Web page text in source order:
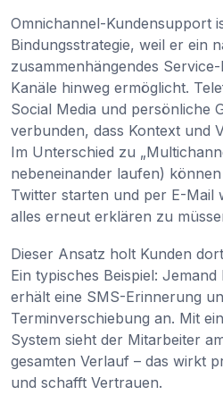
Omnichannel-Kundensupport
Bindungsstrategie, weil er ein
zusammenhängendes
Kanäle hinweg ermöglicht.
Social Media und persönliche
verbunden, dass Kontext und
Im Unterschied zu
nebeneinander laufen)
Twitter starten und per E-Mail
alles erneut erklären zu
Dieser Ansatz holt Kunden
Ein typisches Beispiel:
erhält eine SMS-Erinnerung
Terminverschiebung an. Mit
System sieht der Mitarbeiter
gesamten Verlauf – das wirkt
und schafft Vertrauen.